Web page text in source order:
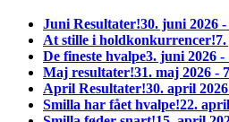
Juni Resultater!30. juni 2026 -
At stille i holdkonkurrencer!
De fineste hvalpe3. juni 2026 -
Maj resultater!31. maj 2026 -
April Resultater!30. april
Smilla har fået hvalpe!22.